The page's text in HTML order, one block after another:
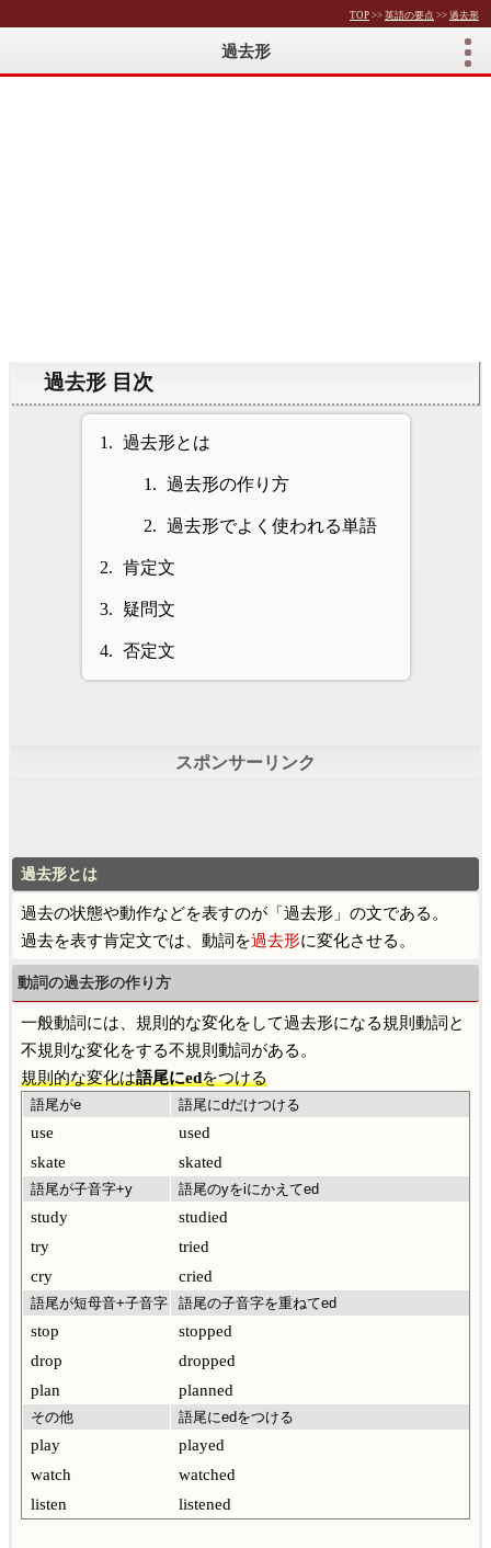
TOP >> 英語の要点 >> 過去形
過去形
過去形 目次
過去形とは
過去形の作り方
過去形でよく使われる単語
肯定文
疑問文
否定文
過去形とは
過去の状態や動作などを表すのが「過去形」の文である。
過去を表す肯定文では、動詞を過去形に変化させる。
動詞の過去形の作り方
一般動詞には、規則的な変化をして過去形になる規則動詞と
不規則な変化をする不規則動詞がある。
規則的な変化は語尾にedをつける
語尾がe 語尾にdだけつける
use
used
skate
skated
語尾が子音字+y 語尾のyをiにかえてed
study
studied
try
tried
cry
cried
語尾が短母音+子音字 語尾の子音字を重ねてed
stop
stopped
drop
dropped
plan
planned
その他 語尾にedをつける
play
played
watch
watched
listen
listened